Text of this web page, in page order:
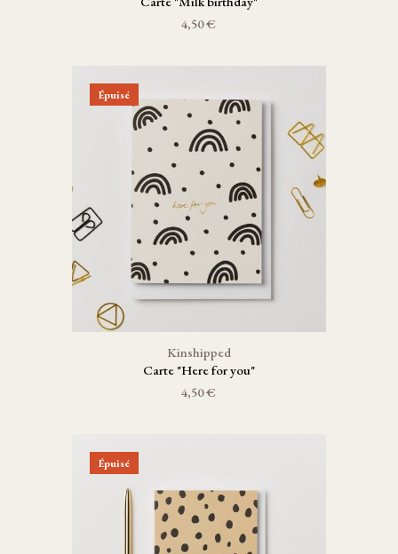
4,50 €
Épuisé
Kinshipped
Carte "Here for you"
4,50 €
Épuisé